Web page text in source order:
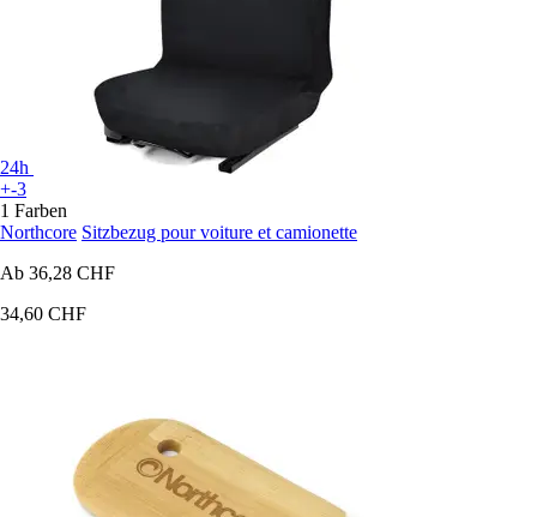
24h
+-3
1 Farben
Northcore Sitzbezug pour voiture et camionette
Ab 36,28 CHF
34,60 CHF